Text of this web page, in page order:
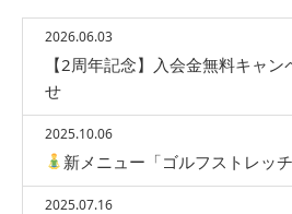
2026.06.03
【2周年記念】入会金無料キャ
せ
2025.10.06
新メニュー「ゴルフストレッ
2025.07.16